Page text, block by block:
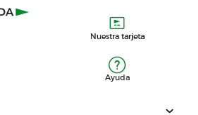
Nuestra tarjeta
Ayuda